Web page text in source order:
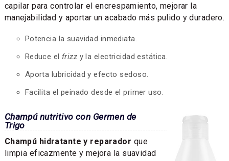
capilar para controlar el encrespamiento, mejorar la
manejabilidad y aportar un acabado más pulido y duradero.
Potencia la suavidad inmediata.
Reduce el frizz y la electricidad estática.
Aporta lubricidad y efecto sedoso.
Facilita el peinado desde el primer uso.
Champú nutritivo con Germen de
Trigo
Champú hidratante y reparador que
limpia eficazmente y mejora la suavidad